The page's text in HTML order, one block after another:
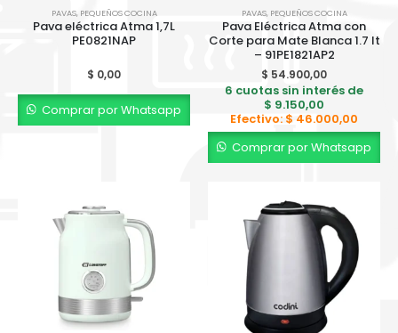
PAVAS, PEQUEÑOS COCINA
Pava eléctrica Atma 1,7L
PE0821NAP
$ 0,00
Comprar por Whatsapp
PAVAS, PEQUEÑOS COCINA
Pava Eléctrica Atma con
Corte para Mate Blanca 1.7 lt
– 91PE1821AP2
$ 54.900,00
6 cuotas sin interés de
$ 9.150,00
Efectivo: $ 46.000,00
Comprar por Whatsapp